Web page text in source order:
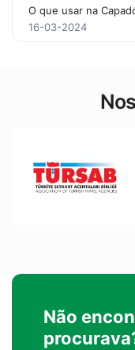
O que usar na
16-03-2024
Não